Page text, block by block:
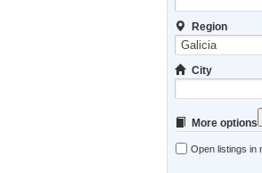
Region
City
More options
Open listings in